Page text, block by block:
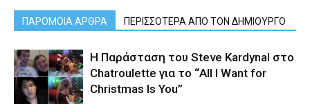
ΠΑΡΟΜΟΙΑ ΑΡΘΡΑ ΠΕΡΙΣΣΟΤΕΡΑ ΑΠΟ ΤΟΝ ΔΗΜΙΟΥΡΓΟ
Η Παράσταση του Steve Kardynal στο
Chatroulette για το “All I Want for
Christmas Is You”